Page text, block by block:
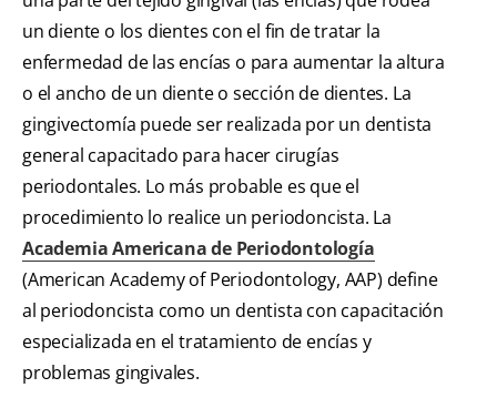
un diente o los dientes con el fin de tratar la
enfermedad de las encías o para aumentar la altura
o el ancho de un diente o sección de dientes. La
gingivectomía puede ser realizada por un dentista
general capacitado para hacer cirugías
periodontales. Lo más probable es que el
procedimiento lo realice un periodoncista. La
Academia Americana de Periodontología
(American Academy of Periodontology, AAP) define
al periodoncista como un dentista con capacitación
especializada en el tratamiento de encías y
problemas gingivales.